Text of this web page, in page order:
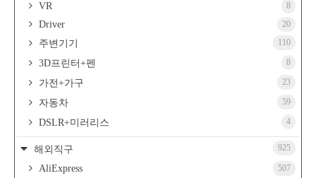
VR 8
Driver 20
주변기기 110
3D프린터+펜 8
가전+가구 23
자동차 59
DSLR+미러리스 4
해외직구 925
AliExpress 507